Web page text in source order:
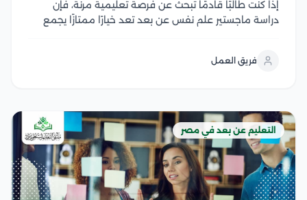
إذا كنت طالبًا قادمًا تبحث عن فرصة تعليمية مرنة، فإن
دراسة ماجستير علم نفس عن بعد تعد خيارًا ممتازًا يجمع
المصرية يمكن للطالب...
فريق العمل
التعليم عن بعد في مصر